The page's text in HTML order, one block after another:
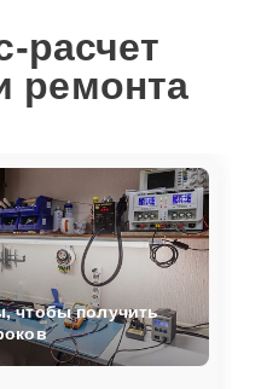
расчет
ремонта
чтобы получить